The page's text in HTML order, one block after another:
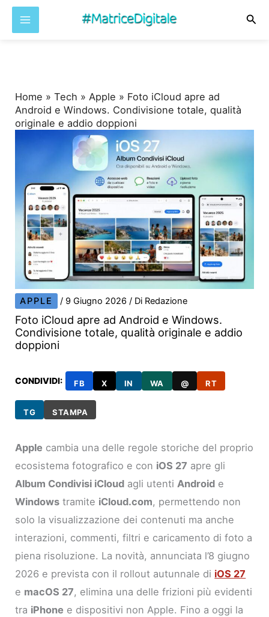
Home »Tech »Apple » Foto iCloud apre ad
Android e Windows. Condivisione totale, qualità
originale e addio doppioni
APPLE / 9 Giugno 2026/ Di Redazione
Foto iCloud apre ad Android e Windows.
Condivisione totale, qualità originale e addio
doppioni
CONDIVIDI: FB X IN WA @ RT
TG STAMPA
Apple cambia una delle regole storiche del proprio
ecosistema fotografico e con iOS 27 apre gli
Album Condivisi iCloud agli utentiAndroid e
Windows tramite iCloud.com, permettendo non
solo la visualizzazione dei contenuti ma anche
interazioni, commenti, filtri e caricamento di foto a
piena risoluzione. La novità, annunciata l’8 giugno
2026 e prevista con il rollout autunnale di iOS 27
e macOS 27, elimina una delle frizioni più evidenti
tra iPhone e dispositivi non Apple. Fino a oggi la